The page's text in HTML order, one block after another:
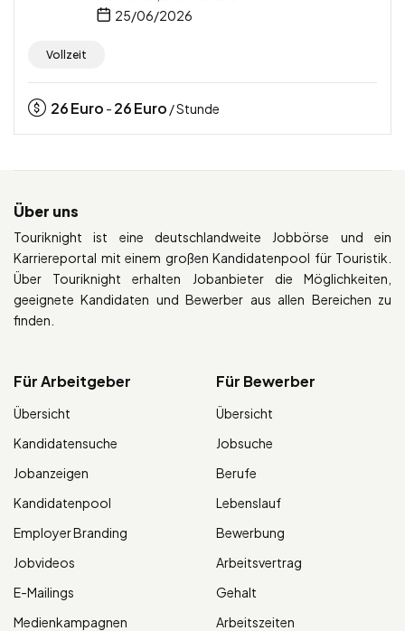
25/06/2026
Vollzeit
26Euro - 26Euro / Stunde
Über uns
Touriknight ist eine deutschlandweite Jobbörse und ein
Karriereportal mit einem großen Kandidatenpool für Touristik.
Über Touriknight erhalten Jobanbieter die Möglichkeiten,
geeignete Kandidaten und Bewerber aus allen Bereichen zu
finden.
Für Arbeitgeber
Übersicht
Kandidatensuche
Jobanzeigen
Kandidatenpool
Employer Branding
Jobvideos
E-Mailings
Medienkampagnen
Für Bewerber
Übersicht
Jobsuche
Berufe
Lebenslauf
Bewerbung
Arbeitsvertrag
Gehalt
Arbeitszeiten